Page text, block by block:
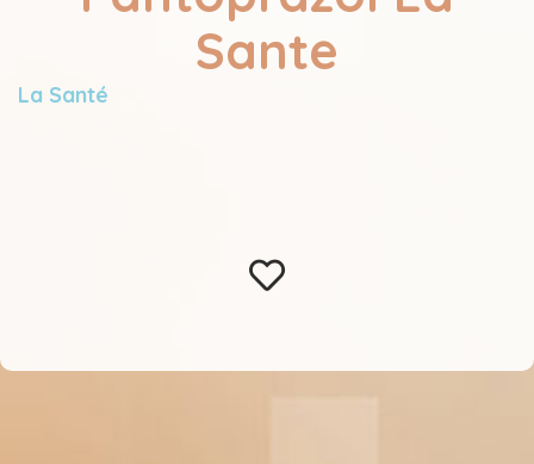
Sante
La Santé